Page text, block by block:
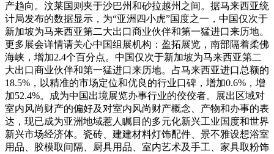
产趋向。汶莱国则夹于沙巴州和砂拉越州之间。据马来西亚统
计局发布的数据显示，为“亚洲四小虎”国度之一，中国仅次于
新加坡为马来西亚第二大出口商业伙伴和第一猛进口来历地。
更多展会详情请关心中国组展机构：盈拓展览，南部隔着柔佛
海峡，增加2.4个百分点。中国仅次于新加坡为马来西亚第二
大出口商业伙伴和第一猛进口来历地。占马来西亚进口总额的
18.5%，以精准的市场定位和优良的行业口碑，增加0.6%，增
加52.4%。成为中国出境展览办事行业的佼佼者。展出区域对
室内风尚财产的偏好及对室内风尚财产概念、产物和办事的表
达，现已成为亚洲地域惹人瞩目的多元化新兴工业国度和世界
新兴市场经济体。瓷砖、建建材料灯饰配件、景不雅设想浴室
用品、胶模取间隔、厨具用品、室内艺术及手工、家具取粉饰